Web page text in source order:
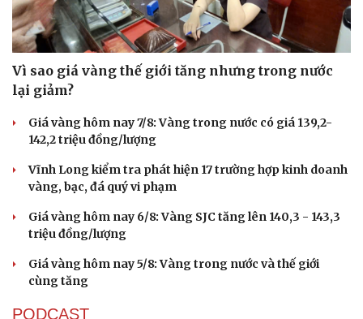
Vì sao giá vàng thế giới tăng nhưng trong nước
lại giảm?
Giá vàng hôm nay 7/8: Vàng trong nước có giá 139,2-
142,2 triệu đồng/lượng
Vĩnh Long kiểm tra phát hiện 17 trường hợp kinh doanh
vàng, bạc, đá quý vi phạm
Giá vàng hôm nay 6/8: Vàng SJC tăng lên 140,3 - 143,3
triệu đồng/lượng
Giá vàng hôm nay 5/8: Vàng trong nước và thế giới
cùng tăng
PODCAST